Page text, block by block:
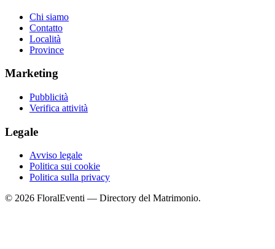
Chi siamo
Contatto
Località
Province
Marketing
Pubblicità
Verifica attività
Legale
Avviso legale
Politica sui cookie
Politica sulla privacy
© 2026 FloralEventi — Directory del Matrimonio.